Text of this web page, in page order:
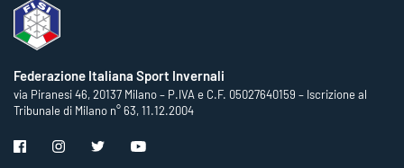
Federazione Italiana Sport Invernali
via Piranesi 46, 20137 Milano – P.IVA e C.F. 05027640159 – Iscrizione al
Tribunale di Milano n° 63, 11.12.2004